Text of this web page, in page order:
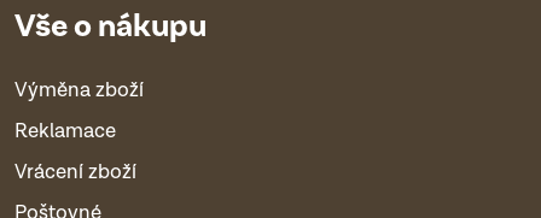
Vše o nákupu
Výměna zboží
Reklamace
Vrácení zboží